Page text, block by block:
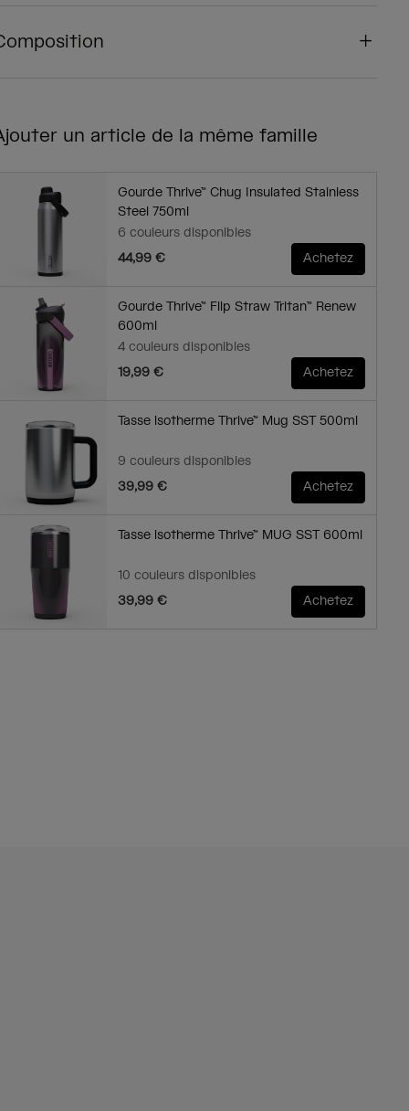
un article de la même famille
Gourde Thrive™ Chug Insulated Stainless
Steel 750ml
6 couleurs disponibles
44,99 €
Achetez
Gourde Thrive™ Flip Straw Tritan™ Renew
600ml
4 couleurs disponibles
19,99 €
Achetez
Tasse isotherme Thrive™ Mug SST 500ml
9 couleurs disponibles
39,99 €
Achetez
Tasse isotherme Thrive™ MUG SST 600ml
10 couleurs disponibles
39,99 €
Achetez